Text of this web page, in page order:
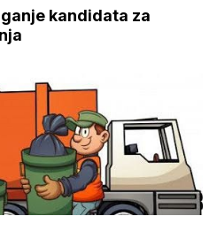
kandidata za